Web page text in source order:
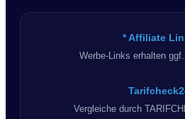
* Affiliate
Werbe-Links erhalten
Vergleiche durch